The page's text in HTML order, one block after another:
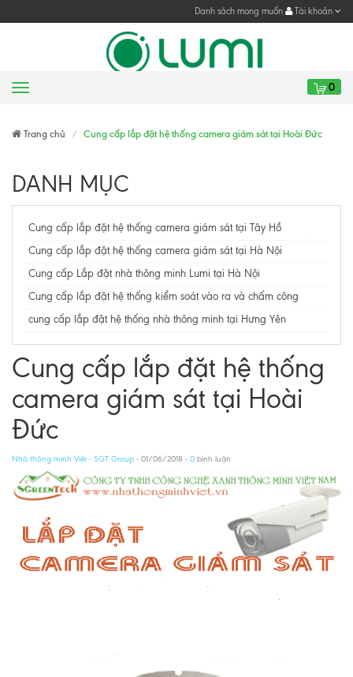
Danh sách mong muốn Tài khoản
Menu 0
Trang chủ Cung cấp lắp đặt hệ thống camera giám sát tại Hoài Đức
DANH MỤC
Cung cấp lắp đặt hệ thống camera giám sát tại Tây Hồ
Cung cấp lắp đặt hệ thống camera giám sát tại Hà Nội
Cung cấp Lắp đặt nhà thông minh Lumi tại Hà Nội
Cung cấp lắp đặt hệ thống kiểm soát vào ra và chấm công
cung cấp lắp đặt hệ thống nhà thông minh tại Hưng Yên
Cung cấp lắp đặt hệ thống
camera giám sát tại Hoài
Đức
Nhà thông minh Việt - SGT Group - 01/06/2018 - 0 bình luận